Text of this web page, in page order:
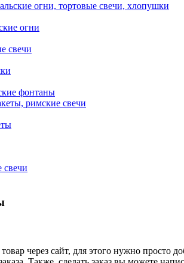
огни, тортовые свечи, хлопушки
огни
свечи
фонтаны
римские свечи
свечи
через сайт, для этого нужно просто